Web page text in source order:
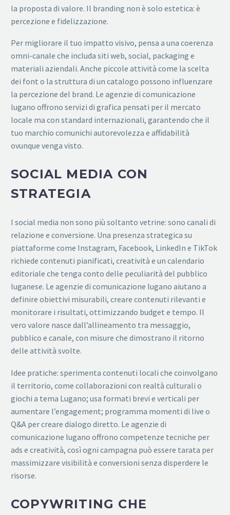
la proposta di valore. Il branding non è solo estetica: è
percezione e fidelizzazione.
Per migliorare il tuo impatto visivo, pensa a una coerenza
omni-canale che includa siti web, social, packaging e
materiali aziendali. Anche piccole attività come la scelta
dei font o la struttura di un catalogo possono influenzare
la percezione del brand. Le agenzie di comunicazione
lugano offrono servizi di grafica pensati per il mercato
locale ma con standard internazionali, garantendo che il
tuo marchio comunichi autorevolezza e affidabilità
ovunque venga visto.
SOCIAL MEDIA CON
STRATEGIA
I social media non sono più soltanto vetrine: sono canali di
relazione e conversione. Una presenza strategica su
piattaforme come Instagram, Facebook, LinkedIn e TikTok
richiede contenuti pianificati, creatività e un calendario
editoriale che tenga conto delle peculiarità del pubblico
luganese. Le agenzie di comunicazione lugano aiutano a
definire obiettivi misurabili, creare contenuti rilevanti e
monitorare i risultati, ottimizzando budget e tempo. Il
vero valore nasce dall’allineamento tra messaggio,
pubblico e canale, con misure che dimostrano il ritorno
delle attività svolte.
Idee pratiche: sperimenta contenuti locali che coinvolgano
il territorio, come collaborazioni con realtà culturali o
giochi a tema Lugano; usa formati brevi e verticali per
aumentare l’engagement; programma momenti di live o
Q&A per creare dialogo diretto. Le agenzie di
comunicazione lugano offrono competenze tecniche per
ads e creatività, così ogni campagna può essere tarata per
massimizzare visibilità e conversioni senza disperdere le
risorse.
COPYWRITING CHE